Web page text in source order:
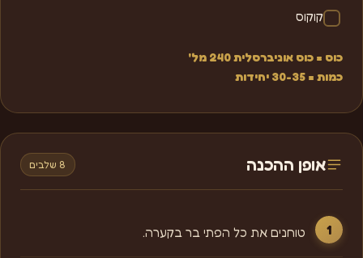
קוקוס
כוס = כוס אוניברסלית 240 מל'
כמות = 30-35 יחידות
אופן ההכנה 8 שלבים
טוחנים את כל הפתי בר בקערה.